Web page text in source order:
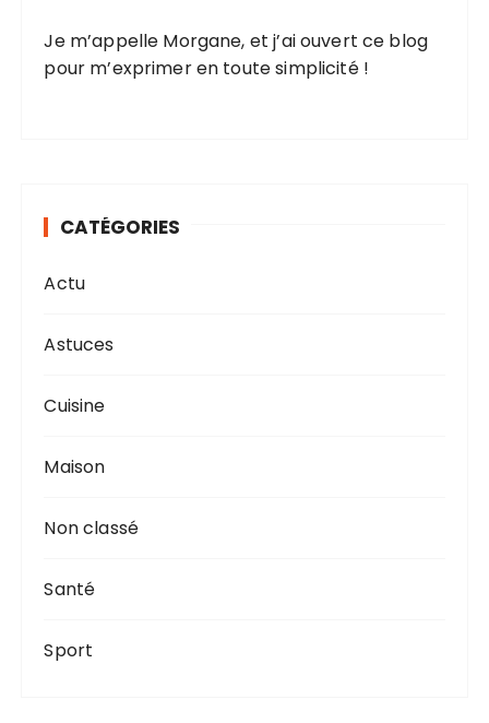
Je m’appelle Morgane, et j’ai ouvert ce blog
pour m’exprimer en toute simplicité !
CATÉGORIES
Actu
Astuces
Cuisine
Maison
Non classé
Santé
Sport